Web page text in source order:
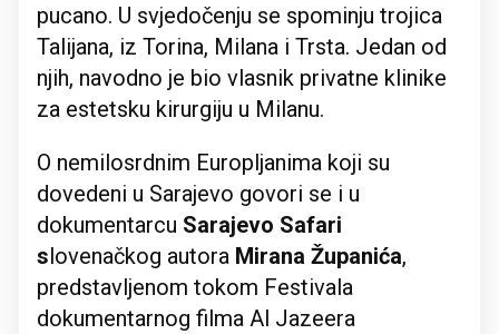
pucano. U svjedočenju se spominju trojica
Talijana, iz Torina, Milana i Trsta. Jedan od
njih, navodno je bio vlasnik privatne klinike
za estetsku kirurgiju u Milanu.
O nemilosrdnim Europljanima koji su
dovedeni u Sarajevo govori se i u
dokumentarcu Sarajevo Safari
slovenačkog autora Mirana Županića,
predstavljenom tokom Festivala
dokumentarnog filma Al Jazeera